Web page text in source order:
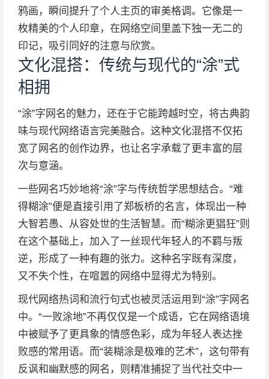
鸦画，瞬间提升了个人主页的审美格调。它像是一
枚精美的个人印章，在网络空间里盖下独一无二的
印记，吸引同好的注意与欣赏。
文化混搭：传统与现代的“涂”式
相拥
“涂”字网名的魅力，还在于它能跨越时空，将古典韵
味与现代网络语言完美融合。这种文化混搭不仅拓
宽了网名的创作边界，也让名字承载了更丰富的层
次与意涵。
一些网名巧妙地将“涂”字与传统哲学思想结合。“难
得糊涂”便是直接引用了郑板桥的名言，体现出一种
大智若愚、从容处世的生活智慧。而“糊涂更猖狂”则
在这个基础上，加入了一丝现代年轻人的不羁与叛
逆，形成了一种有趣的张力。这种名字既有深度，
又不失个性，在喧嚣的网络中显得尤为特别。
现代网络热词和流行句式也被灵活运用到“涂”字网名
中。“一败涂地”不再仅仅是一个成语，它在网络语境
中被赋予了更具象的情感色彩，成为年轻人表达挫
败感的常用语。而“装糊涂是极难的艺术”，这句带有
反讽和幽默感的网名，则精准捕捉了当代社交中一